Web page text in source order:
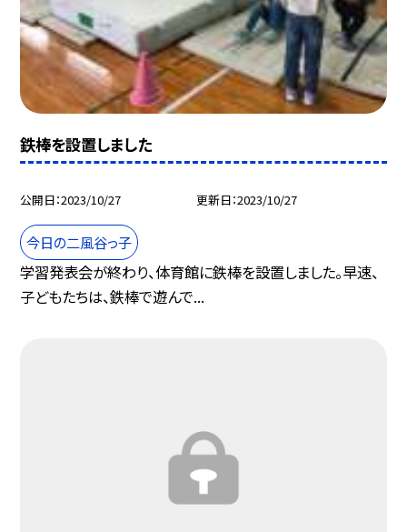
鉄棒を設置しました
公開日 2023/10/27 更新日 2023/10/27
今日の二風谷っ子
学習発表会が終わり、体育館に鉄棒を設置しました。早速、
子どもたちは、鉄棒で遊んで...